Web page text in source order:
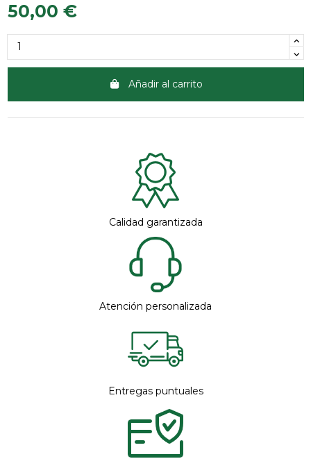
50,00 €
Añadir al carrito
Calidad garantizada
Atención personalizada
Entregas puntuales